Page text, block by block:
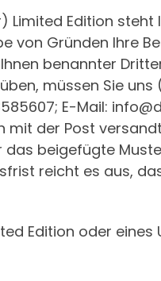
Edition steht
von Gründen Ihre
benannter
müssen Sie uns
E-Mail:
der Post
das beigefügte
reicht es aus,
Edition oder